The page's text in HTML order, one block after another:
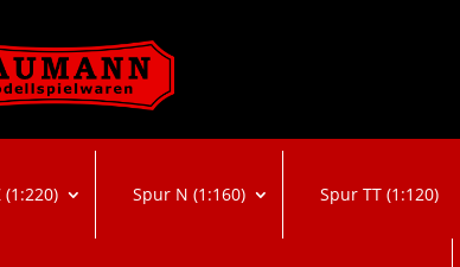
Spur N (1:160) Spur TT (1:120)